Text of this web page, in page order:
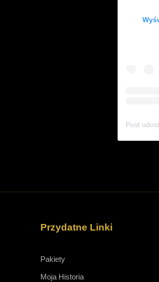
Przydatne Linki
Pakiety
Moja Historia